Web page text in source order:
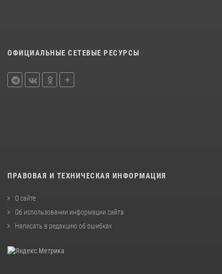
ОФИЦИАЛЬНЫЕ СЕТЕВЫЕ РЕСУРСЫ
ПРАВОВАЯ И ТЕХНИЧЕСКАЯ ИНФОРМАЦИЯ
О сайте
Об использовании информации сайта
Написать в редакцию об ошибках